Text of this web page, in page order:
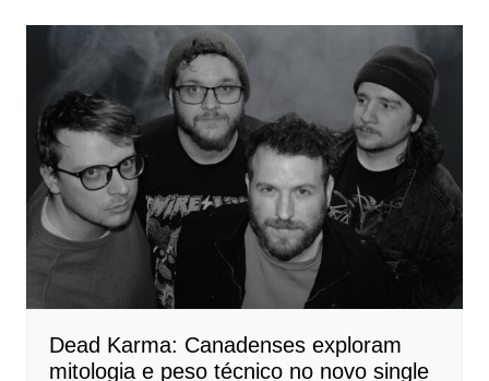
Dead Karma: Canadenses exploram
mitologia e peso técnico no novo single